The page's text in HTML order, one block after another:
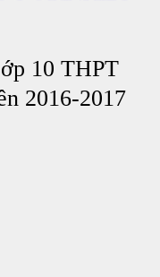
10 THPT
2016-2017